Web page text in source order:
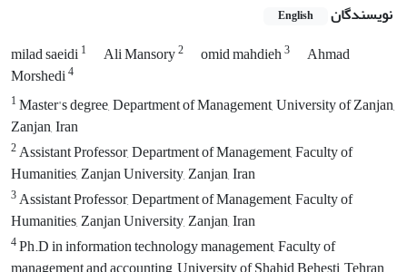
نویسندگان English
milad saeidi1 Ali Mansory2 omid mahdieh3
Ahmad
Morshedi4
1Master's degree, Department of Management, University of Zanjan,
Zanjan, Iran
2Assistant Professor, Department of Management, Faculty of
Humanities, Zanjan University, Zanjan, Iran
3Assistant Professor, Department of Management, Faculty of
Humanities, Zanjan University, Zanjan, Iran
4Ph.D in information technology management, Faculty of